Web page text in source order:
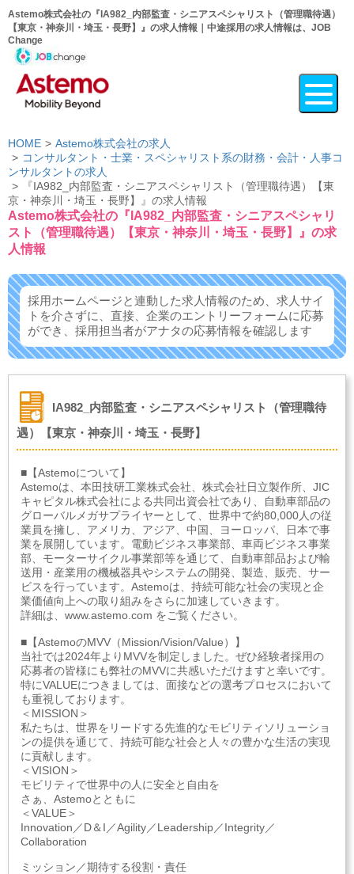
Astemo株式会社の『IA982_内部監査・シニアスペシャリスト（管理職待遇）
【東京・神奈川・埼玉・長野】』の求人情報｜中途採用の求人情報は、JOB
Change
HOME
Astemo株式会社の求人
コンサルタント・士業・スペシャリスト系の財務・会計・人事コ
ンサルタントの求人
『IA982_内部監査・シニアスペシャリスト（管理職待遇）【東
京・神奈川・埼玉・長野】』の求人情報
Astemo株式会社の『IA982_内部監査・シニアスペシャリ
スト（管理職待遇）【東京・神奈川・埼玉・長野】』の求
人情報
採用ホームページと連動した求人情報のため、求人サイ
トを介さずに、 直接、企業のエントリーフォームに応募
ができ、 採用担当者がアナタの応募情報を確認します
IA982_内部監査・シニアスペシャリスト（管理職待
遇）【東京・神奈川・埼玉・長野】
■【Astemoについて】
Astemoは、本田技研工業株式会社、株式会社日立製作所、JIC
キャピタル株式会社による共同出資会社であり、自動車部品の
グローバルメガサプライヤーとして、世界中で約80,000人の従
業員を擁し、アメリカ、アジア、中国、ヨーロッパ、日本で事
業を展開しています。電動ビジネス事業部、車両ビジネス事業
部、モーターサイクル事業部等を通じて、自動車部品および輸
送用・産業用の機械器具やシステムの開発、製造、販売、サー
ビスを行っています。Astemoは、持続可能な社会の実現と企
業価値向上への取り組みをさらに加速していきます。
詳細は、www.astemo.com をご覧ください。
■【AstemoのMVV（Mission/Vision/Value）】
当社では2024年よりMVVを制定しました。ぜひ経験者採用の
応募者の皆様にも弊社のMVVに共感いただけますと幸いです。
特にVALUEにつきましては、面接などの選考プロセスにおいて
も重視しております。
＜MISSION＞
私たちは、世界をリードする先進的なモビリティソリューショ
ンの提供を通じて、持続可能な社会と人々の豊かな生活の実現
に貢献します。
＜VISION＞
モビリティで世界中の人に安全と自由を
さぁ、Astemoとともに
＜VALUE＞
Innovation／D＆I／Agility／Leadership／Integrity／
Collaboration
ミッション／期待する役割・責任